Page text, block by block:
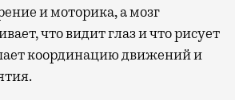
и моторика, а мозг
что видит глаз и что рисует
координацию движений и